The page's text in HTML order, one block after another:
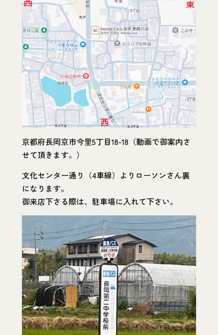
京都府長岡京市今里5丁目18-18（動画で御案内さ
せて頂きます。）
文化センター通り（4車線）よりローソンさん裏
になります。
御来店下さる際は、駐車場に入れて下さい。